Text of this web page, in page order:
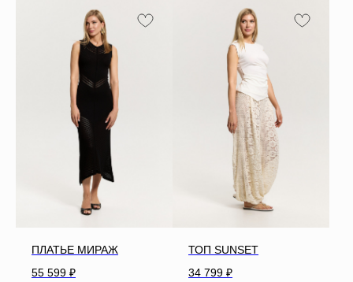
ПЛАТЬЕ МИРАЖ
55 599 ₽
ТОП SUNSET
34 799 ₽